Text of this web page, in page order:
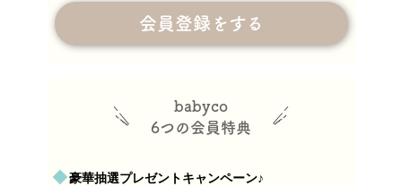
会員登録をする
babyco
6つの会員特典
豪華抽選プレゼントキャンペーン♪